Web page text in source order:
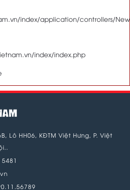
index/application/controllers/
index/index.php
Lô HH06, KĐTM Việt Hưng, P. Việt